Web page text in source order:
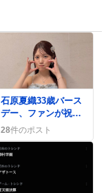
石原夏織33歳バース
デー、ファンが祝福
の配信とケーキで大
歓喜の声
28件のポスト